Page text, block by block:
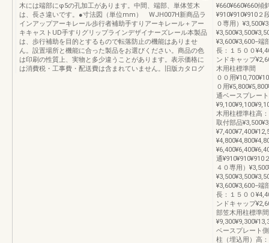
木には端部にφ5の孔加工があります。中間、端部、単体笠木
は、長さ違いです。●寸法図（単位mm） WJH007H新商品ラ
インアップアーキレール歩行者補助手すりアーキレール＋アー
キキャストUD手すりグリップラインデザイナーズレール本製品
は、歩行補助を目的とするもので転落防止の機能はありませ
ん。設置場所と機能に合った製品をお選びください。商品の色
は印刷の性質上、実物と多少違うことがあります。表示価格に
は消費税・工事費・配送費は含まれていません。旧版カタログ
¥660¥660¥660傾
¥910¥910¥910２
０専用）
¥3,600¥3,600−端
長：１５００
ンドキャップ
木用柱標準間 柱
００用
０用
通ベースプレー
木用柱標準柱高
取付部品
通¥910¥910¥910
４０専用）
¥3,600¥3,600−端
長：１５００
ンドキャップ
部笠木用柱標準
ベースプレート
柱（埋込用）高